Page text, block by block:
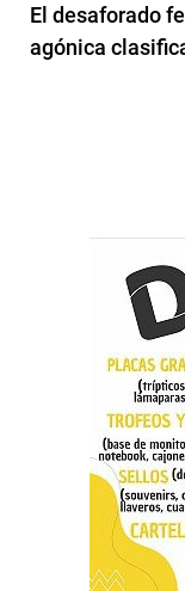
El desaforado
agónica